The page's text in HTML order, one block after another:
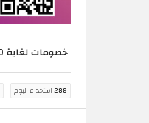
خصومات لغاية 50%
288استخدام اليوم